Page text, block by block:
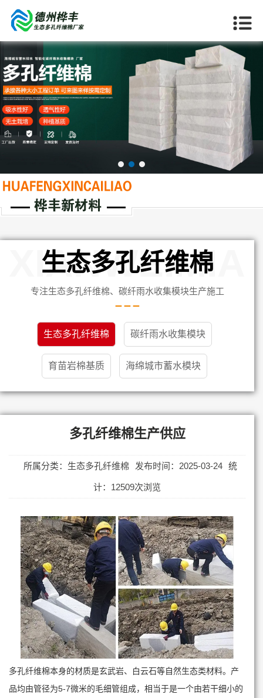
当前位置：首页>>产品中心>>生态多孔纤维棉
生态多孔纤维棉
专注生态多孔纤维棉、碳纤雨水收集模块生产施工
生态多孔纤维棉 碳纤雨水收集模块
育苗岩棉基质 海绵城市蓄水模块
多孔纤维棉生产供应
所属分类：生态多孔纤维棉 发布时间：2025-03-24 统
计：12509次浏览
多孔纤维棉本身的材质是玄武岩、白云石等自然生态类材料。产
品均由管径为5-7微米的毛细管组成，相当于是一个由若干细小的